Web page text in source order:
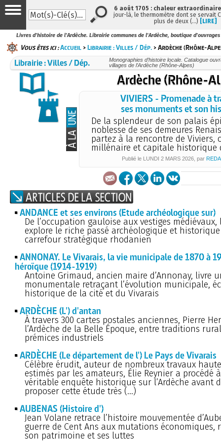
Livres d'histoire de l'Ardèche. Librairie communes de l'Ardèche, boutique
Vous êtes ici :Accueil >Librairie : Villes / Dép. > Ardèche (Rhône-
Librairie : Villes / Dép.
Monographies d’histoire locale. Catalogue
villages de l’Ardèche (Rhône-Alpes)
Ardèche (Rhône-
VIVIERS - Promenade à
ses monuments et son
De la splendeur de son palais
noblesse de ses demeures
partez à la rencontre de Viviers,
millénaire et capitale historique
Publié le LUNDI 2 MARS 2026 , par
ANDANCE et ses environs (Etude archéologique sur)
De l’occupation gauloise aux vestiges médiévaux,
explore le riche passé archéologique et historique
carrefour stratégique rhodanien
ANNONAY. Le Vivarais, la vie municipale de 1870 à
héroïque (1914-1919)
Antoine Grimaud, ancien maire d’Annonay, livre
monumentale retraçant l’évolution municipale,
historique de la cité et du Vivarais
ARDÈCHE (L') d'antan
À travers 300 cartes postales anciennes, Pierre
l’Ardèche de la Belle Époque, entre traditions
prémices industriels
ARDÈCHE (Le département de l') Le Pays de Vivarais
Célèbre érudit, auteur de nombreux travaux
estimés par les amateurs, Élie Reynier a procédé
véritable enquête historique sur l’Ardèche avant
proposer cette étude très (…)
AUBENAS (Histoire d')
Jean Volane retrace l’histoire mouvementée
guerre de Cent Ans aux mutations économiques,
son patrimoine et ses luttes
6 août 1705 : chaleur
jour-là, le thermomètre dont se servait
plus de deux (…) [LIRE]